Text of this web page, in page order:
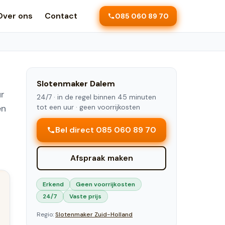
ons Contact 085 060 89 70
Slotenmaker Dalem
24/7 · in de regel binnen 45 minuten
tot een uur · geen voorrijkosten
Bel direct 085 060 89 70
Afspraak maken
Erkend
Geen voorrijkosten
24/7
Vaste prijs
Regio:Slotenmaker Zuid-Holland